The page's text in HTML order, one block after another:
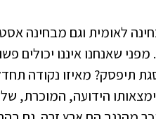
לאומית וגם מבחינה
שאנחנו איננו יכולים
תיפסק? מאיזו נקודה
הידועה, המוכרת, של